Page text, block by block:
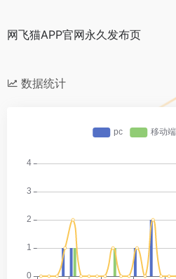
网飞猫APP官网永久发布页
数据统计